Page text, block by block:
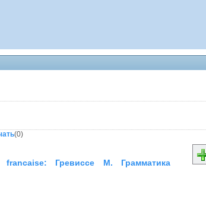
(0)
Гревиссе М. Грамматика